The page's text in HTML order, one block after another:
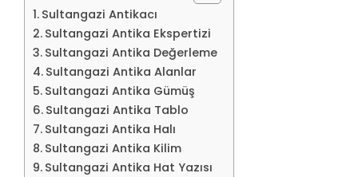
Sultangazi Antikacı
Sultangazi Antika Ekspertizi
Sultangazi Antika Değerleme
Sultangazi Antika Alanlar
Sultangazi Antika Gümüş
Sultangazi Antika Tablo
Sultangazi Antika Halı
Sultangazi Antika Kilim
Sultangazi Antika Hat Yazısı